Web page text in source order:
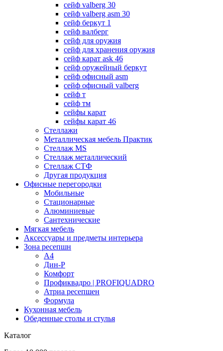
сейф valberg 30
сейф valberg asm 30
сейф беркут 1
сейф валберг
сейф для оружия
сейф для хранения оружия
сейф карат ask 46
сейф оружейный беркут
сейф офисный asm
сейф офисный valberg
сейф т
сейф тм
сейфы карат
сейфы карат 46
Стеллажи
Металлическая мебель Практик
Стеллаж MS
Стеллаж металлический
Стеллаж СТФ
Другая продукция
Офисные перегородки
Мобильные
Стационарные
Алюминиевые
Сантехнические
Мягкая мебель
Аксессуары и предметы интерьера
Зона ресепшн
А4
Дин-Р
Комфорт
Профиквадро | PROFIQUADRO
Атриа ресепшен
Формула
Кухонная мебель
Обеденные столы и стулья
Каталог